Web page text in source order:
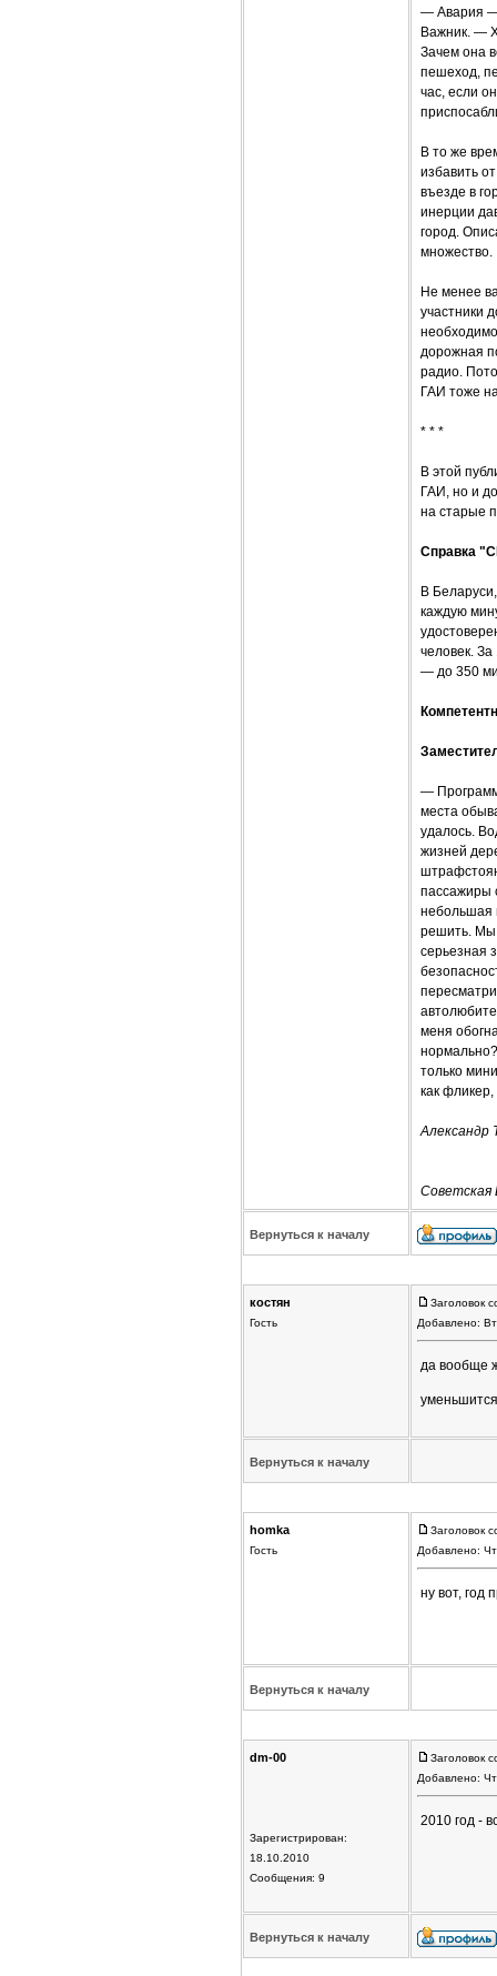
— Авария —
Важник. —
Зачем она
пешеход,
час, если
В то же
избавить
въезде в
инерции
город.
множество.
Не менее
участники
дорожная
радио.
ГАИ тоже
* * *
В этой
ГАИ, но и
на старые
Справка
В
каждую
человек.
— до 350
—
места
удалось.
жизней
пассажиры
небольшая
решить. Мы
серьезная
меня
только
как
Александр
Советская
Вернуться к началу
костян
Гость
Заголовок
Добавлено:
да вообще
Вернуться к началу
homka
Гость
Заголовок
Добавлено:
ну вот, год
Вернуться к началу
dm-00
Зарегистрирован:
18.10.2010
Сообщения: 9
Заголовок
Добавлено:
2010 год -
Вернуться к началу